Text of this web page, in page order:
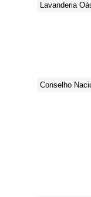
Lavanderia
Conselho